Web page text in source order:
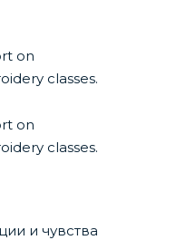
on
classes.
on
classes.
и чувства